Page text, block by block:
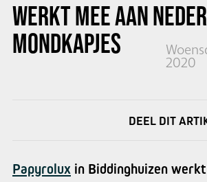
WERKT MEE AAN
MONDKAPJES
2020
DEEL DIT
Papyrolux in Biddinghuizen